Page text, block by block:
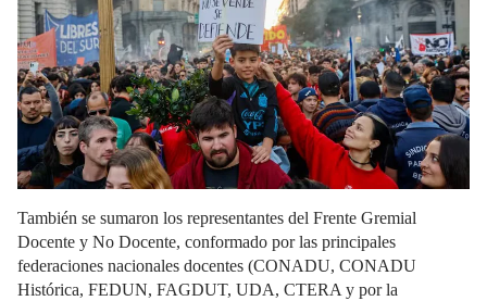
También se sumaron los representantes del Frente Gremial
Docente y No Docente, conformado por las principales
federaciones nacionales docentes (CONADU, CONADU
Histórica, FEDUN, FAGDUT, UDA, CTERA y por la